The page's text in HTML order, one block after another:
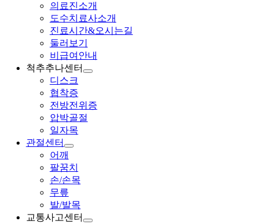
의료진소개
도수치료사소개
진료시간&오시는길
둘러보기
비급여안내
척추추나센터
디스크
협착증
전방전위증
압박골절
일자목
관절센터
어깨
팔꿈치
손/손목
무릎
발/발목
교통사고센터